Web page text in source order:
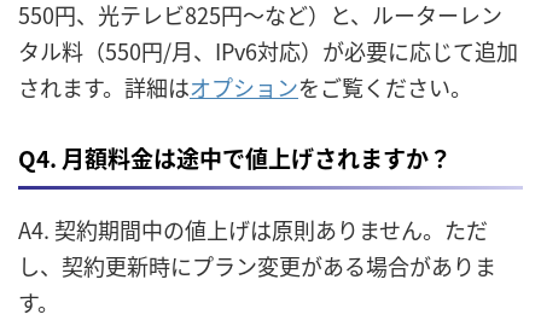
550円、光テレビ825円〜など）と、ルーターレン
タル料（550円/月、IPv6対応）が必要に応じて追加
されます。詳細はオプションをご覧ください。
Q4. 月額料金は途中で値上げされますか？
A4. 契約期間中の値上げは原則ありません。ただ
し、契約更新時にプラン変更がある場合がありま
す。